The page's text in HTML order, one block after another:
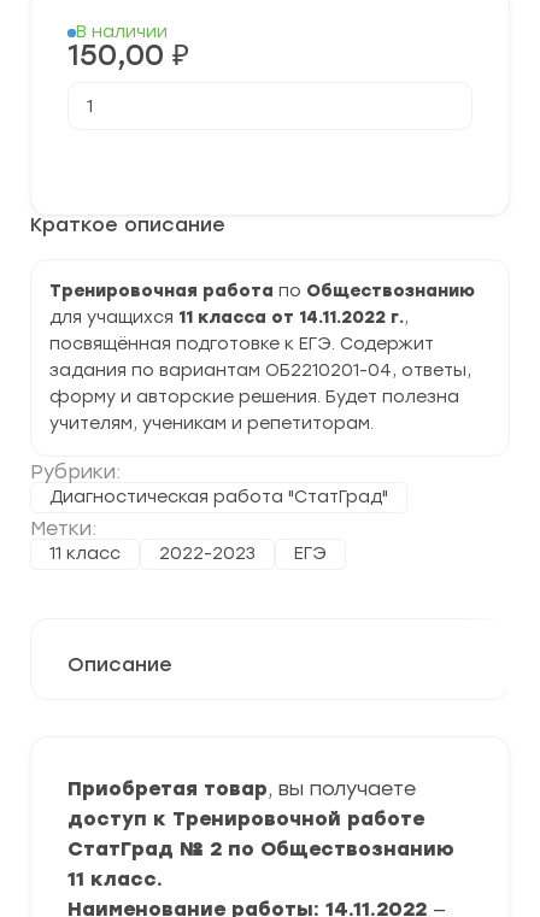
Краткое описание
Тренировочная работа по Обществознанию
для учащихся 11 класса от 14.11.2022 г.,
посвящённая подготовке к ЕГЭ. Содержит
задания по вариантам ОБ2210201-04, ответы,
форму и авторские решения. Будет полезна
учителям, ученикам и репетиторам.
Рубрики:
Диагностическая работа "СтатГрад"
Метки:
11 класс 2022-2023 ЕГЭ
В наличии
150,00 ₽
товара
Обществознанию
(ОБ2210201-
04)
задания
и
ответы
Описание
Приобретая товар, вы получаете
доступ к Тренировочной работе
СтатГрад № 2 по Обществознанию
11 класс.
Наименование работы: 14.11.2022 —